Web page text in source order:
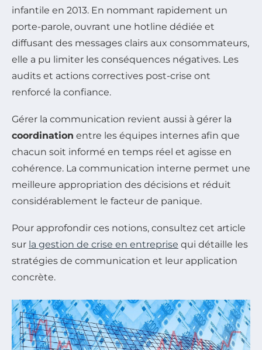
infantile en 2013. En nommant rapidement un
porte-parole, ouvrant une hotline dédiée et
diffusant des messages clairs aux consommateurs,
elle a pu limiter les conséquences négatives. Les
audits et actions correctives post-crise ont
renforcé la confiance.
Gérer la communication revient aussi à gérer la
coordination entre les équipes internes afin que
chacun soit informé en temps réel et agisse en
cohérence. La communication interne permet une
meilleure appropriation des décisions et réduit
considérablement le facteur de panique.
Pour approfondir ces notions, consultez cet article
sur la gestion de crise en entreprise qui détaille les
stratégies de communication et leur application
concrète.